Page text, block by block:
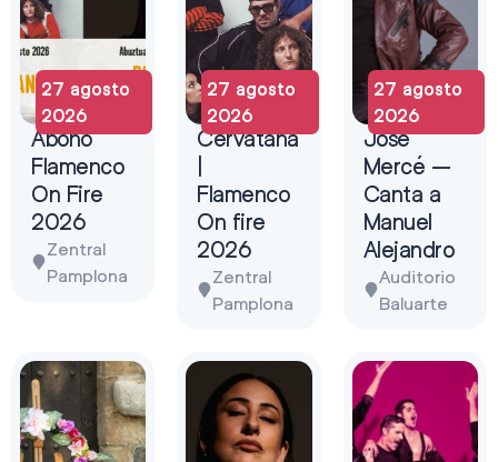
27 agosto
2026
Abono
Flamenco
On Fire
2026
Zentral
Pamplona
27 agosto
2026
Cervatana
Flamenco
On fire
2026
Zentral
Pamplona
27 agosto
2026
José
Mercé –
Canta a
Manuel
Alejandro
Auditorio
Baluarte